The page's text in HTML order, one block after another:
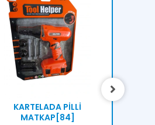
KARTELADA PİLLİ
MATKAP[84]